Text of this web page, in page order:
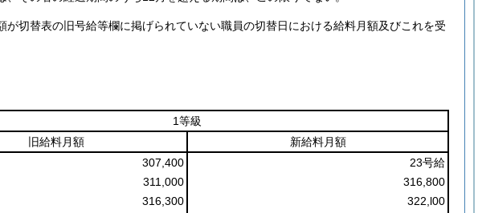
切替表の旧号給等欄に掲げられていない職員の切替日における給料月額及びこれを受
1等級
旧給料月額
新給料月額
307,400
23号給
311,000
316,800
316,300
322,l00